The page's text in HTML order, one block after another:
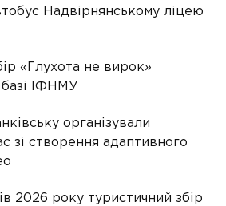
Надвірнянському ліцею
«Глухота не вирок»
базі ІФНМУ
організували
зі створення адаптивного
2026 року туристичний збір